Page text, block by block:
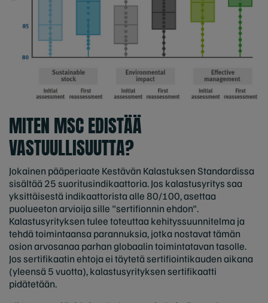
MITEN MSC EDISTÄÄ
VASTUULLISUUTTA?
Jokainen pääperiaate Kestävän Kalastuksen Standardissa
sisältää 25 suoritusindikaattoria. Jos kalastusyritys saa
yksittäisestä indikaattorista alle 80/100, asettaa
puolueeton arvioija sille "sertifionnin ehdon".
Kalastusyrityksen tulee toteuttaa kehityssuunnitelma ja
tehdä toimintaansa parannuksia, jotka nostavat tämän
osion arvosanaa parhan globaalin toimintatavan tasolle.
Jos sertifikaatin ehtoja ei täytetä sertifiointikauden aikana
(yleensä 5 vuotta), kalastusyrityksen sertifikaatti
pidätetään.